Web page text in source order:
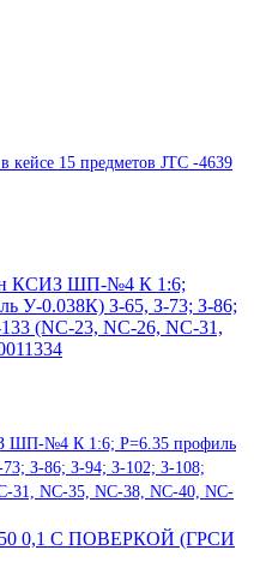
кейсе 15 предметов JTC -4639
ШП-№4 К 1:6; Р=6.35 профиль
З-86; З-94; З-102; З-108;
31, NC-35, NC-38, NC-40, NC-